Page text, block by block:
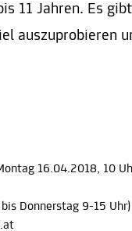
11 Jahren. Es
auszuprobieren
16.04.2018, 10
Donnerstag 9-15 Uhr)